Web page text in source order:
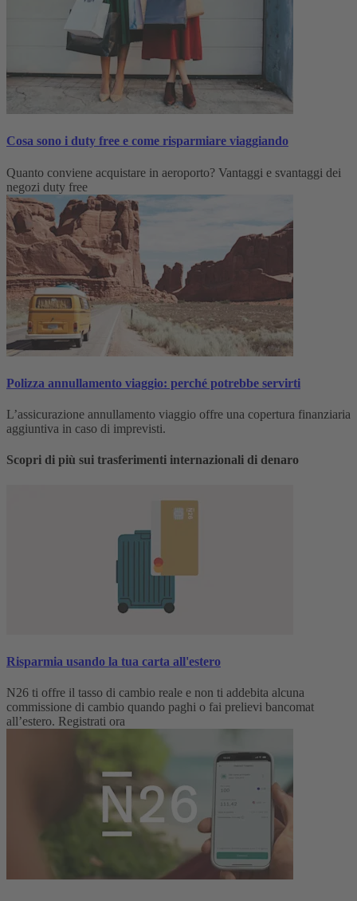
Cosa sono i duty free e come risparmiare viaggiando
Quanto conviene acquistare in aeroporto? Vantaggi e svantaggi dei
negozi duty free
Polizza annullamento viaggio: perché potrebbe servirti
L’assicurazione annullamento viaggio offre una copertura finanziaria
aggiuntiva in caso di imprevisti.
Scopri di più sui trasferimenti internazionali di denaro
Risparmia usando la tua carta all'estero
N26 ti offre il tasso di cambio reale e non ti addebita alcuna
commissione di cambio quando paghi o fai prelievi bancomat
all’estero. Registrati ora